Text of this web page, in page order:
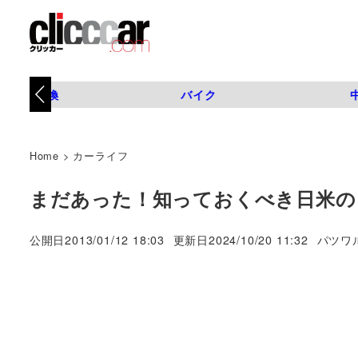
タイヤ交換 バイク
Home > カーライフ
まだあった！知っておくべき日米
公開日2013/01/12 18:03 更新日2024/10/20 11:32
著
パツワ